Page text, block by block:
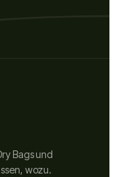
Bags und
wozu.